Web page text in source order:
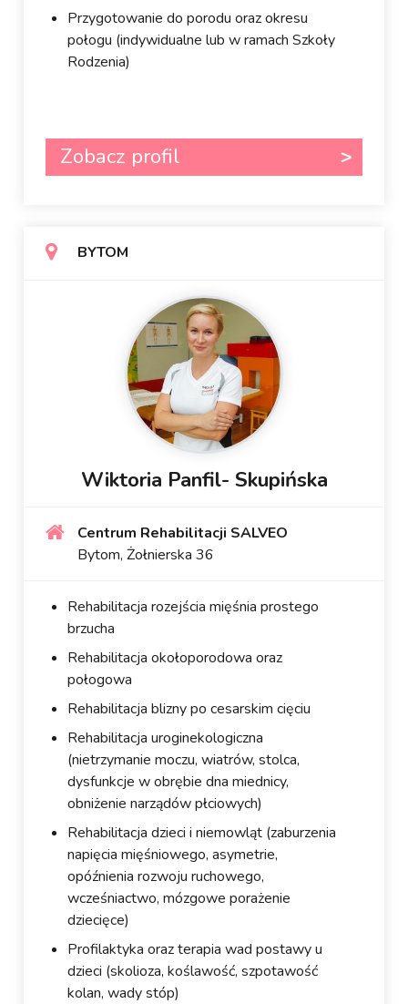
Przygotowanie do porodu oraz okresu
połogu (indywidualne lub w ramach Szkoły
Rodzenia)
Zobacz profil
BYTOM
Wiktoria Panfil- Skupińska
Centrum Rehabilitacji SALVEO
Bytom, Żołnierska 36
Rehabilitacja rozejścia mięśnia prostego
brzucha
Rehabilitacja okołoporodowa oraz
połogowa
Rehabilitacja blizny po cesarskim cięciu
Rehabilitacja uroginekologiczna
(nietrzymanie moczu, wiatrów, stolca,
dysfunkcje w obrębie dna miednicy,
obniżenie narządów płciowych)
Rehabilitacja dzieci i niemowląt (zaburzenia
napięcia mięśniowego, asymetrie,
opóźnienia rozwoju ruchowego,
wcześniactwo, mózgowe porażenie
dziecięce)
Profilaktyka oraz terapia wad postawy u
dzieci (skolioza, koślawość, szpotawość
kolan, wady stóp)